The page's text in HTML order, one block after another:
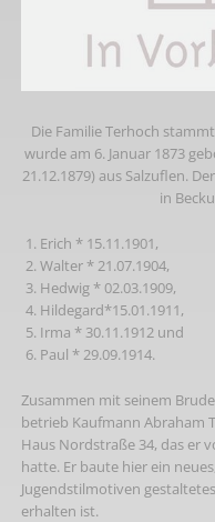
Die Familie Terhoch
wurde am 6. Januar 1873
21.12.1879) aus Salzuflen.
in
Erich * 15.11.1901,
Walter * 21.07.1904,
Hedwig * 02.03.1909,
Hildegard*15.01.1911,
Irma * 30.11.1912 und
Paul * 29.09.1914.
Zusammen mit seinem
betrieb Kaufmann Abraham
Haus Nordstraße 34, das er
hatte. Er baute hier ein
Jugendstilmotiven
erhalten ist.